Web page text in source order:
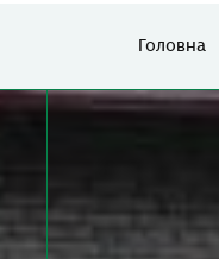
Головна